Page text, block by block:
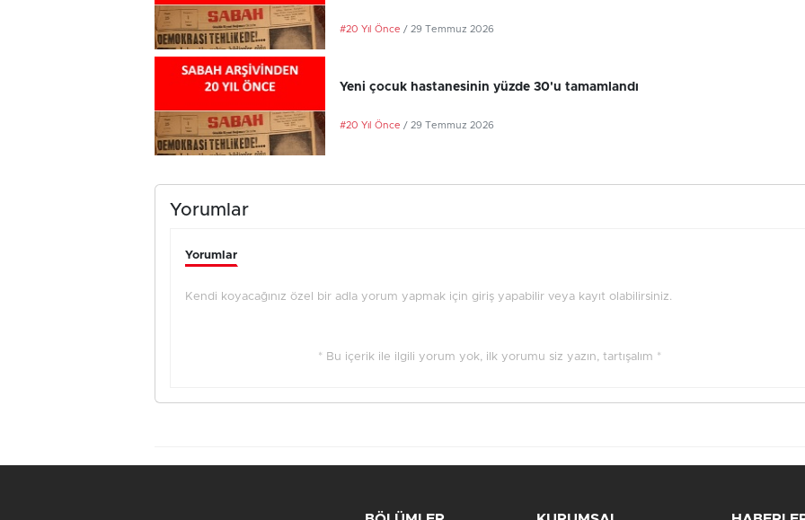
#20 Yıl Önce / 29 Temmuz 2026
Yeni çocuk hastanesinin yüzde 30'u tamamlandı
#20 Yıl Önce / 29 Temmuz 2026
Yorumlar
Yorumlar
Kendi koyacağınız özel bir adla yorum yapmak için giriş yapabilir veya kayıt olabilirsiniz.
* Bu içerik ile ilgili yorum yok, ilk yorumu siz yazın, tartışalım *